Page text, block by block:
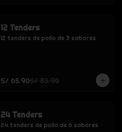
12 Tenders
12 tenders de pollo de 3 sabores
S/ 65.90S/ 83.90
24 Tenders
24 tenders de pollo de 6 sabores